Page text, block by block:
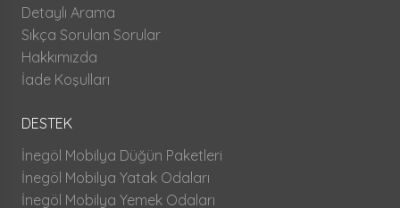
Detaylı Arama
Sıkça Sorulan Sorular
Hakkımızda
İade Koşulları
DESTEK
İnegöl Mobilya Düğün Paketleri
İnegöl Mobilya Yatak Odaları
İnegöl Mobilya Yemek Odaları